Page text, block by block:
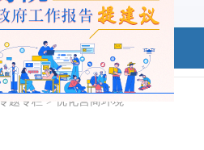
政务公开
专题专栏 > 优化营商环境